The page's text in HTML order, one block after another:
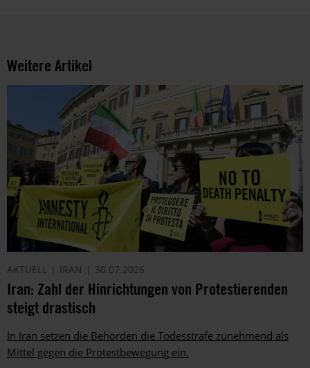
Weitere Artikel
AKTUELL IRAN 30.07.2026
Iran: Zahl der Hinrichtungen von Protestierenden
steigt drastisch
In Iran setzen die Behörden die Todesstrafe zunehmend als
Mittel gegen die Protestbewegung ein.